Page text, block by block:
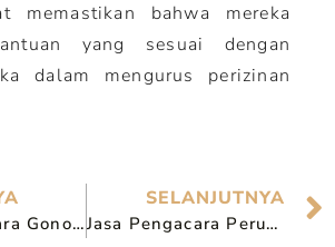
memastikan bahwa mereka
yang sesuai dengan
dalam mengurus perizinan
Jasa Pengacara Gono Gini di Sidoarjo Terpercaya
SELANJUTNYA
Jasa Pengacara Perusahaan di Sidoarjo